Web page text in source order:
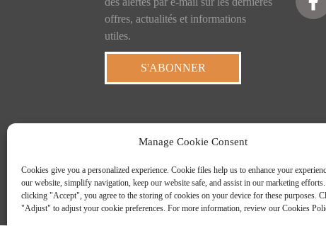
offres, actualités et informations
utiles.
S'ABONNER
©
Manage Cookie Consent
Cookies give you a personalized experience. Cookie files help us to enhance your
our website, simplify navigation, keep our website safe, and assist in our marketing
clicking "Accept", you agree to the storing of cookies on your device for these purposes.
"Adjust" to adjust your cookie preferences. For more information, review our Cookies